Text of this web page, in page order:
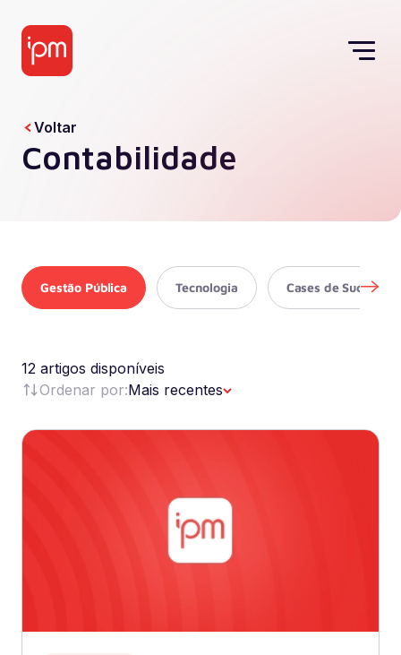
Contabilidade
Voltar
Gestão Pública Tecnologia Cases de Sucesso
12 artigos disponíveis
Ordenar por:Mais recentes